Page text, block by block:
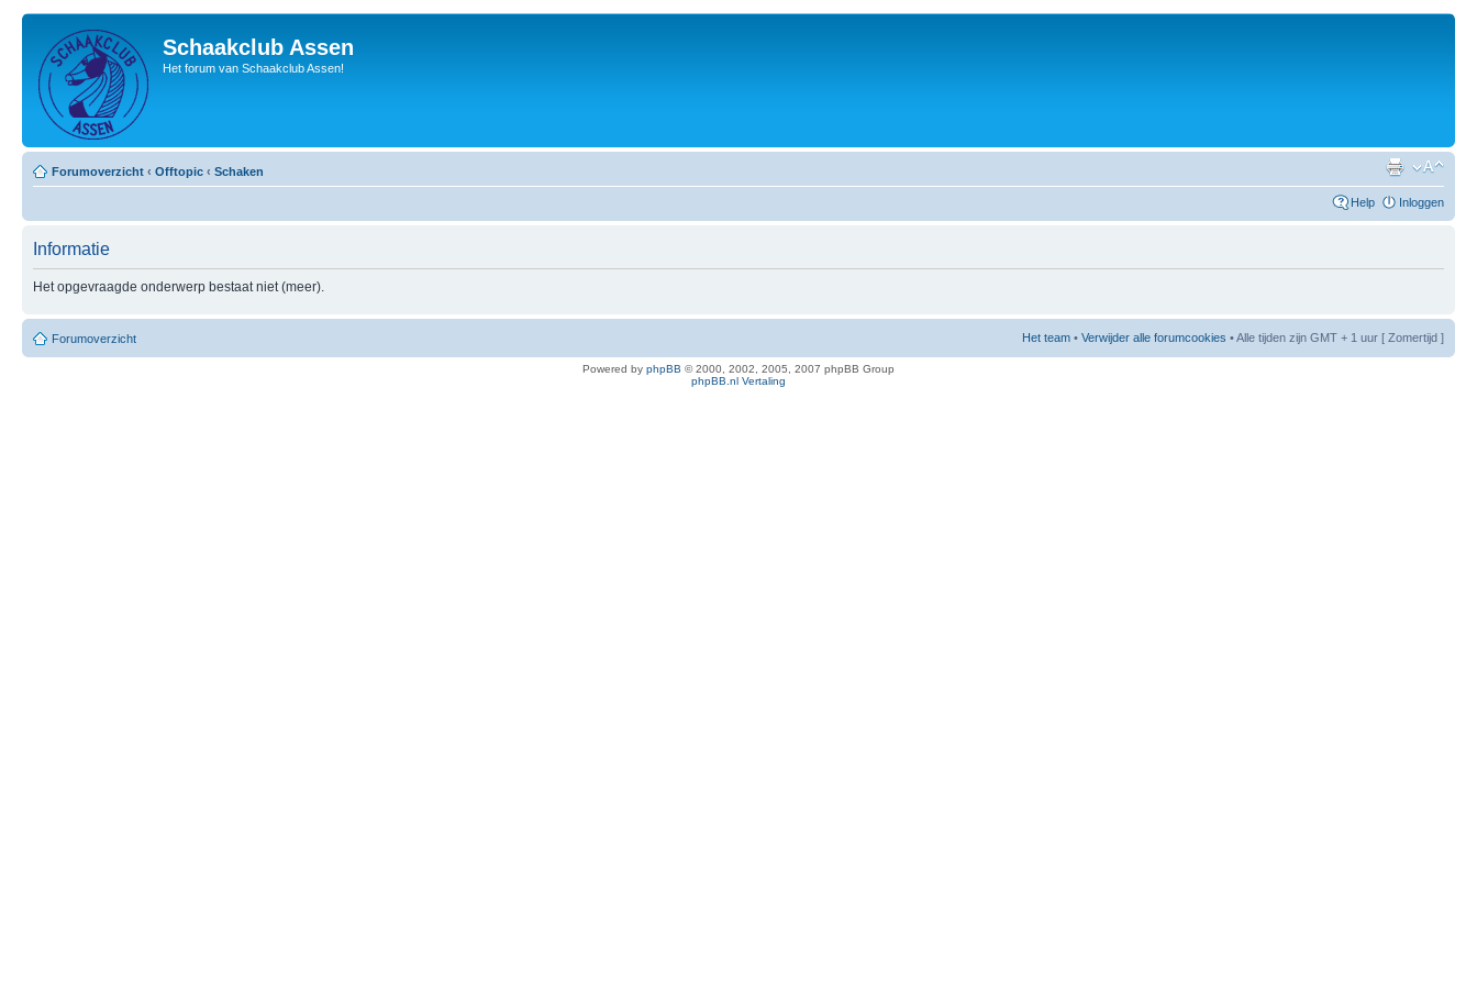
Schaakclub Assen
Het forum van Schaakclub Assen!
Forumoverzicht ‹ Offtopic ‹ Schaken
Help Inloggen
Informatie
Het opgevraagde onderwerp bestaat niet (meer).
Forumoverzicht Het team • Verwijder alle forumcookies • Alle tijden zijn GMT + 1 uur [ Zomertijd ]
Powered by phpBB © 2000, 2002, 2005, 2007 phpBB Group
phpBB.nl Vertaling